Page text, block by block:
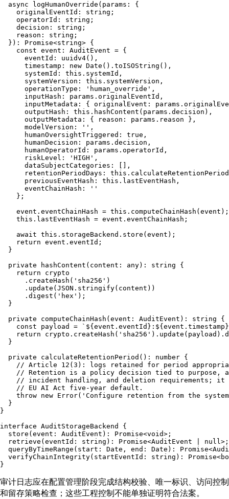
async
logHumanOverride ( params : {
originalEventId : string ;
operatorId : string ;
decision : string ;
reason : string ;
  }):
Promise<string> {
const event : AuditEvent = {
eventId : uuidv4(),
timestamp : new Date (). toISOString (),
systemId : this . systemId ,
systemVersion : this . systemVersion ,
operationType : 'human_override' ,
inputHash : params. originalEventId ,
inputMetadata : { originalEvent : params.
outputHash : this . hashContent (params. decision ),
outputMetadata : { reason : params. reason },
modelVersion : '' ,
humanOversightTriggered : true ,
humanDecision : params. decision ,
humanOperatorId : params. operatorId ,
riskLevel : 'HIGH' ,
dataSubjectCategories : [],
retentionPeriodDays : this . calculateRetentionPeriod
previousEventHash : this . lastEventHash ,
eventChainHash :
''
    };
    event.
eventChainHash = this . computeChainHash (event);
this . lastEventHash = event. eventChainHash ;
await this . storageBackend . store (event);
return event. eventId ;
  }
private
hashContent ( content : any): string {
return crypto
      .
createHash ( 'sha256' )
      .
update ( JSON . stringify(content))
      .
digest ( 'hex' );
  }
private
computeChainHash ( event : AuditEvent ): string {
const payload = ` ${event.eventId} : ${event.timestamp}
return crypto. createHash ( 'sha256' ). update (payload).
  }
private
calculateRetentionPeriod (): number {
// Article 12(3): logs retained for period
// Retention is a policy decision tied to purpose,
// incident handling, and deletion requirements;
// EU AI Act five-year default.
throw new Error( 'Configure retention from the
  }
}
interface AuditStorageBackend
{
store ( event : AuditEvent ): Promise<void>;
retrieve ( eventId : string ): Promise<AuditEvent null>;
queryByTimeRange ( start : Date , end : Date ): Promise<
verifyChainIntegrity( startEventId : string ): Promise<
审计日志应在配置管理阶段完成结构校验、唯一标识、访问控制
和留存策略检查；这些工程控制不能单独证明符合法案。